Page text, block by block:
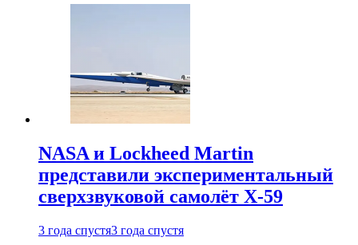
NASA и Lockheed Martin
представили экспериментальный
сверхзвуковой самолёт X-59
3 года спустя3 года спустя